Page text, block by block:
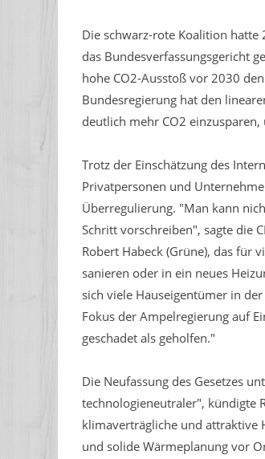
Die schwarz-rote Koalition
das Bundesverfassungsgericht
hohe CO2-Ausstoß vor 2030
Bundesregierung hat den
deutlich mehr CO2
Trotz der Einschätzung des
Privatpersonen und
Überregulierung. "Man kann
Schritt vorschreiben", sagte die
Robert Habeck (Grüne), das für
sanieren oder in ein neues
sich viele Hauseigentümer in
Fokus der Ampelregierung auf
geschadet als geholfen."
Die Neufassung des Gesetzes
technologieneutraler", kündigte
klimaverträgliche und attraktive
und solide Wärmeplanung vor